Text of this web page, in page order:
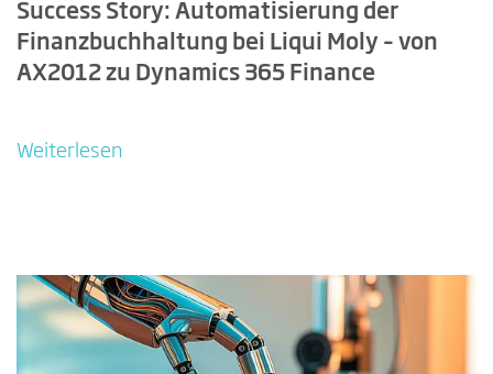
Success Story: Automatisierung der
Finanzbuchhaltung bei Liqui Moly – von
AX2012 zu Dynamics 365 Finance
Weiterlesen